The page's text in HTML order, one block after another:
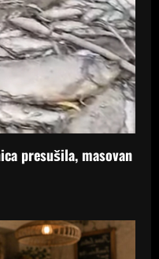
presušila, masovan